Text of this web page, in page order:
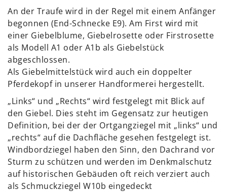
An der Traufe wird in der Regel mit einem Anfänger
begonnen (End-Schnecke E9). Am First wird mit
einer Giebelblume, Giebelrosette oder Firstrosette
als Modell A1 oder A1b als Giebelstück
abgeschlossen.
Als Giebelmittelstück wird auch ein doppelter
Pferdekopf in unserer Handformerei hergestellt.
„Links“ und „Rechts“ wird festgelegt mit Blick auf
den Giebel. Dies steht im Gegensatz zur heutigen
Definition, bei der der Ortgangziegel mit „links“ und
„rechts“ auf die Dachfläche gesehen festgelegt ist.
Windbordziegel haben den Sinn, den Dachrand vor
Sturm zu schützen und werden im Denkmalschutz
auf historischen Gebäuden oft reich verziert auch
als Schmuckziegel W10b eingedeckt